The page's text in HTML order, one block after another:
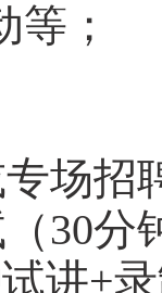
；
场招
30分
讲+